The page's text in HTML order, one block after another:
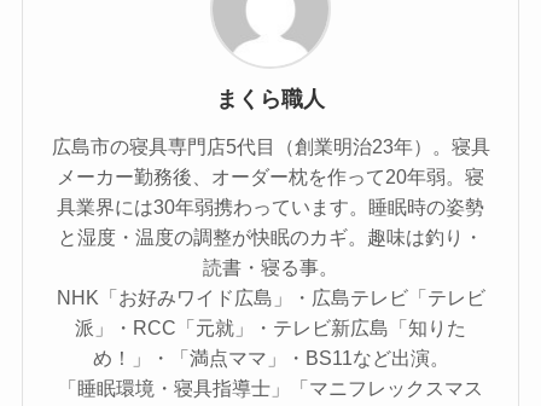
まくら職人
広島市の寝具専門店5代目（創業明治23年）。寝具
メーカー勤務後、オーダー枕を作って20年弱。寝
具業界には30年弱携わっています。睡眠時の姿勢
と湿度・温度の調整が快眠のカギ。趣味は釣り・
読書・寝る事。
NHK「お好みワイド広島」・広島テレビ「テレビ
派」・RCC「元就」・テレビ新広島「知りた
め！」・「満点ママ」・BS11など出演。
「睡眠環境・寝具指導士」「マニフレックスマス